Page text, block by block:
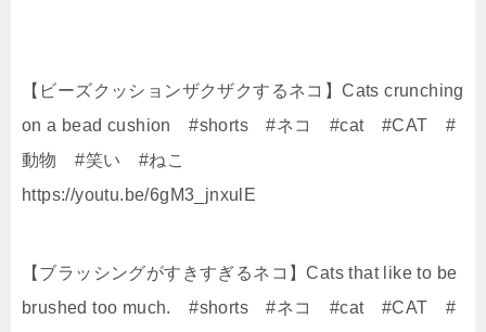
【ビーズクッションザクザクするネコ】Cats crunching
on a bead cushion #shorts #ネコ #cat #CAT #
動物 #笑い #ねこ
https://youtu.be/6gM3_jnxulE
【ブラッシングがすきすぎるネコ】Cats that like to be
brushed too much. #shorts #ネコ #cat #CAT #